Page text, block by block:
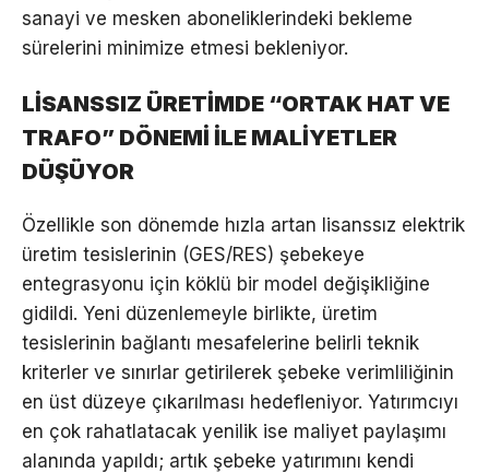
sanayi ve mesken aboneliklerindeki bekleme
sürelerini minimize etmesi bekleniyor.
LİSANSSIZ ÜRETİMDE “ORTAK HAT VE
TRAFO” DÖNEMİ İLE MALİYETLER
DÜŞÜYOR
Özellikle son dönemde hızla artan lisanssız elektrik
üretim tesislerinin (GES/RES) şebekeye
entegrasyonu için köklü bir model değişikliğine
gidildi. Yeni düzenlemeyle birlikte, üretim
tesislerinin bağlantı mesafelerine belirli teknik
kriterler ve sınırlar getirilerek şebeke verimliliğinin
en üst düzeye çıkarılması hedefleniyor. Yatırımcıyı
en çok rahatlatacak yenilik ise maliyet paylaşımı
alanında yapıldı; artık şebeke yatırımını kendi